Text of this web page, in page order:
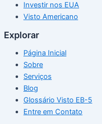
Investir nos EUA
Visto Americano
Explorar
Página Inicial
Sobre
Serviços
Blog
Glossário Visto EB-5
Entre em Contato